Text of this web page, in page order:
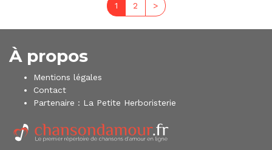
1 2 >
À propos
Mentions légales
Contact
Partenaire : La Petite Herboristerie